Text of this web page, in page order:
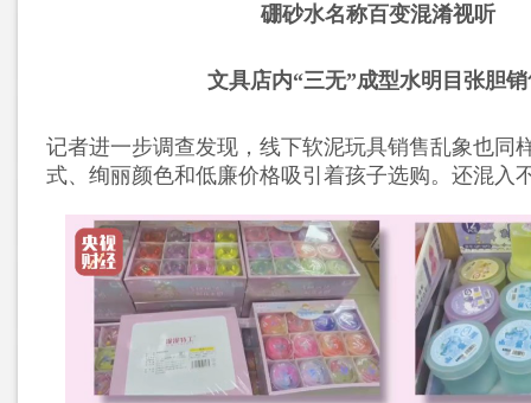
硼砂水名称百变混淆视听
文具店内“三无”成型水明目张胆
记者进一步调查发现，线下软泥玩具销售乱象也同
式、绚丽颜色和低廉价格吸引着孩子选购。还混入